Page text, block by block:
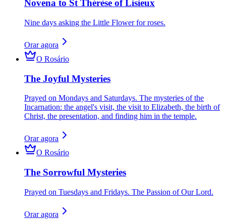
Novena to St Thérèse of Lisieux
Nine days asking the Little Flower for roses.
Orar agora
O Rosário
The Joyful Mysteries
Prayed on Mondays and Saturdays. The mysteries of the
Incarnation: the angel's visit, the visit to Elizabeth, the birth of
Christ, the presentation, and finding him in the temple.
Orar agora
O Rosário
The Sorrowful Mysteries
Prayed on Tuesdays and Fridays. The Passion of Our Lord.
Orar agora